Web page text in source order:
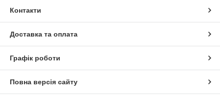
Контакти
Доставка та оплата
Графік роботи
Повна версія сайту